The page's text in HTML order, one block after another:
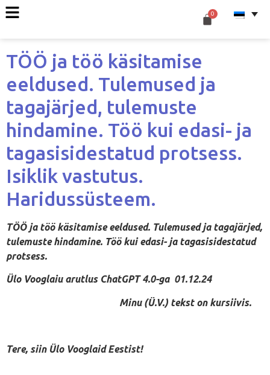
TÖÖ ja töö käsitamise
eeldused. Tulemused ja
tagajärjed, tulemuste
hindamine. Töö kui edasi- ja
tagasisidestatud protsess.
Isiklik vastutus.
Haridussüsteem.
TÖÖ ja töö käsitamise eeldused. Tulemused ja tagajärjed,
tulemuste hindamine. Töö kui edasi- ja tagasisidestatud
protsess.
Ülo Vooglaiu arutlus ChatGPT 4.0-ga 01.12.24
Minu (Ü.V.) tekst on kursiivis.
Tere, siin Ülo Vooglaid Eestist!